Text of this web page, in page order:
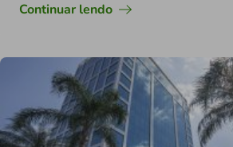
Continuar lendo